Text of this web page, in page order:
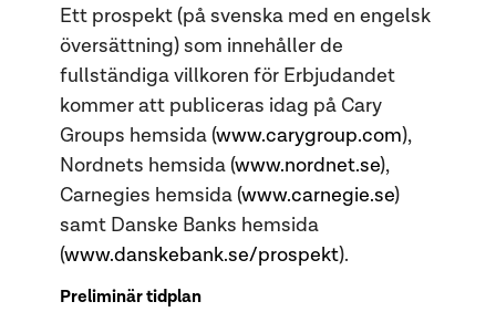
Ett prospekt (på svenska med en engelsk
översättning) som innehåller de
fullständiga villkoren för Erbjudandet
kommer att publiceras idag på Cary
Groups hemsida (www.carygroup.com),
Nordnets hemsida (www.nordnet.se),
Carnegies hemsida (www.carnegie.se)
samt Danske Banks hemsida
(www.danskebank.se/prospekt).
Preliminär tidplan